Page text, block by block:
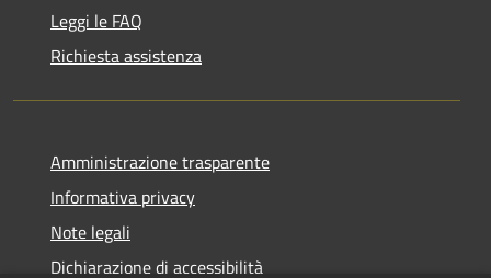
Leggi le FAQ
Richiesta assistenza
Amministrazione trasparente
Informativa privacy
Note legali
Dichiarazione di accessibilità